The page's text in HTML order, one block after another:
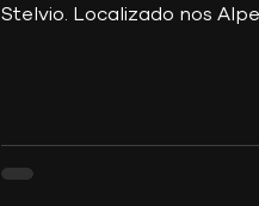
Stelvio. Localizado nos